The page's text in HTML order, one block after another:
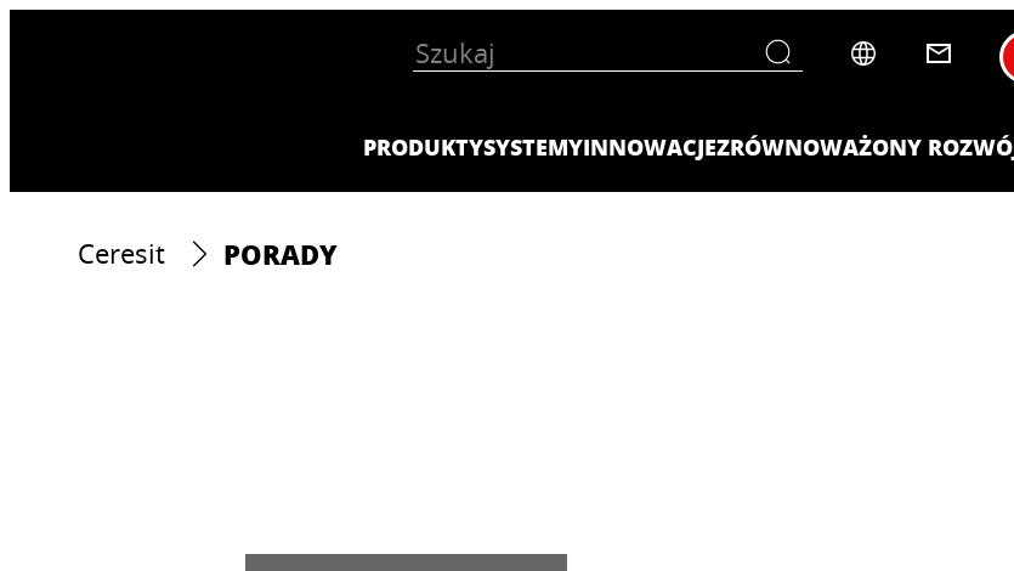
PRODUKTYSYSTEMYINNOWACJEZRÓWNOWAŻONY
Ceresit PORADY